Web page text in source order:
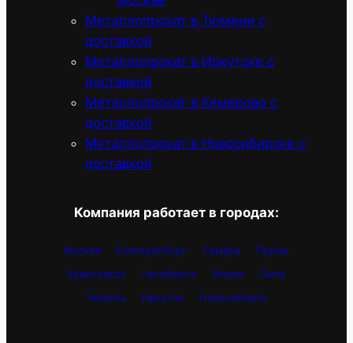
Металлопрокат в Тюмени с
доставкой
Металлопрокат в Иркутске с
доставкой
Металлопрокат в Кемерово с
доставкой
Металлопрокат в Новосибирске с
доставкой
Компания работает в городах:
Москва Екатеринбург Самара
Пермь
Красноярск
Челябинск Киров
Омск
Тюмень
Иркутск Новосибирск